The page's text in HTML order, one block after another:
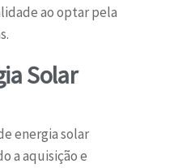
ao optar pela
Solar
energia solar
a aquisição e